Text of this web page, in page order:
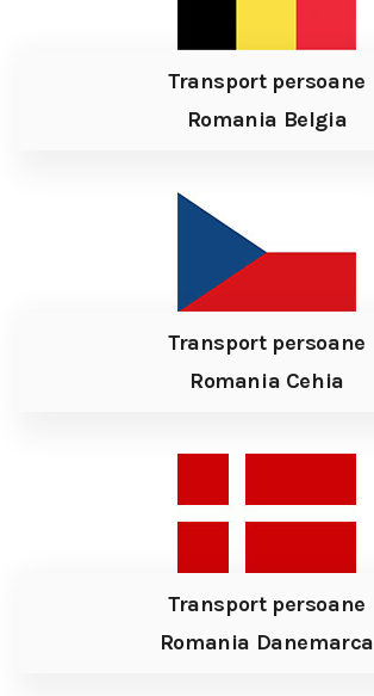
Transport persoane
Romania Belgia
Transport persoane
Romania Cehia
Transport persoane
Romania Danemarca